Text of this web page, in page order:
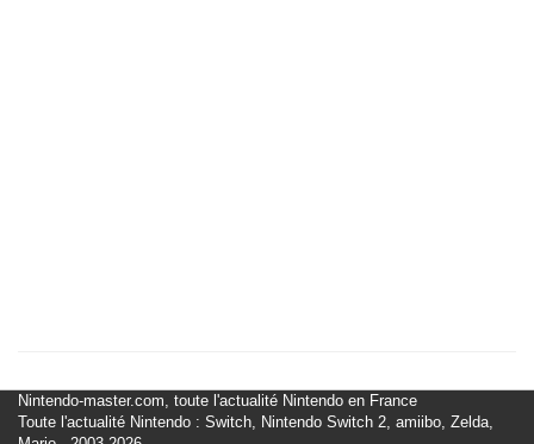
Nintendo-master.com, toute l'actualité Nintendo en France
Toute l'actualité Nintendo : Switch, Nintendo Switch 2, amiibo, Zelda,